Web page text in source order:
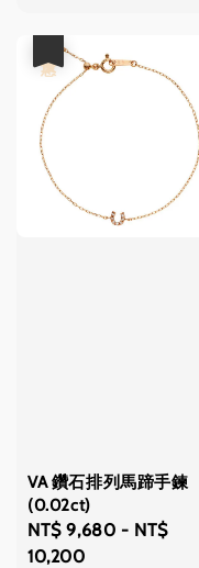
VA 鑽石排列馬蹄手鍊
(0.02ct)
Sale
price
NT$ 9,680 - NT$
10,200